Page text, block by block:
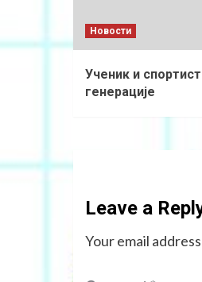
Новости
Ученик и
генерације
Leave a
Your email